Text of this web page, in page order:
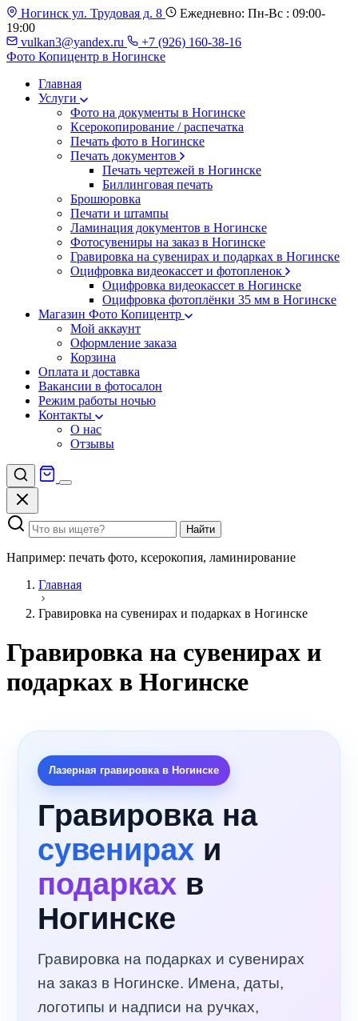
Ногинск ул. Трудовая д. 8
Ежедневно: Пн-Вс : 09:00-
19:00
vulkan3@yandex.ru
+7 (926) 160-38-16
Фото Копицентр в Ногинске
Главная
Услуги
Фото на документы в Ногинске
Ксерокопирование / распечатка
Печать фото в Ногинске
Печать документов
Печать чертежей в Ногинске
Биллинговая печать
Брошюровка
Печати и штампы
Ламинация документов в Ногинске
Фотосувениры на заказ в Ногинске
Гравировка на сувенирах и подарках в Ногинске
Оцифровка видеокассет и фотопленок
Оцифровка видеокассет в Ногинске
Оцифровка фотоплёнки 35 мм в Ногинске
Магазин Фото Копицентр
Мой аккаунт
Оформление заказа
Корзина
Оплата и доставка
Вакансии в фотосалон
Режим работы ночью
Контакты
О нас
Отзывы
Найти
Например: печать фото, ксерокопия, ламинирование
Главная
Гравировка на сувенирах и подарках в Ногинске
Гравировка на сувенирах и
подарках в Ногинске
Лазерная гравировка в Ногинске
Гравировка на
сувенирах и
подарках в
Ногинске
Гравировка на подарках и сувенирах
на заказ в Ногинске. Имена, даты,
логотипы и надписи на ручках,